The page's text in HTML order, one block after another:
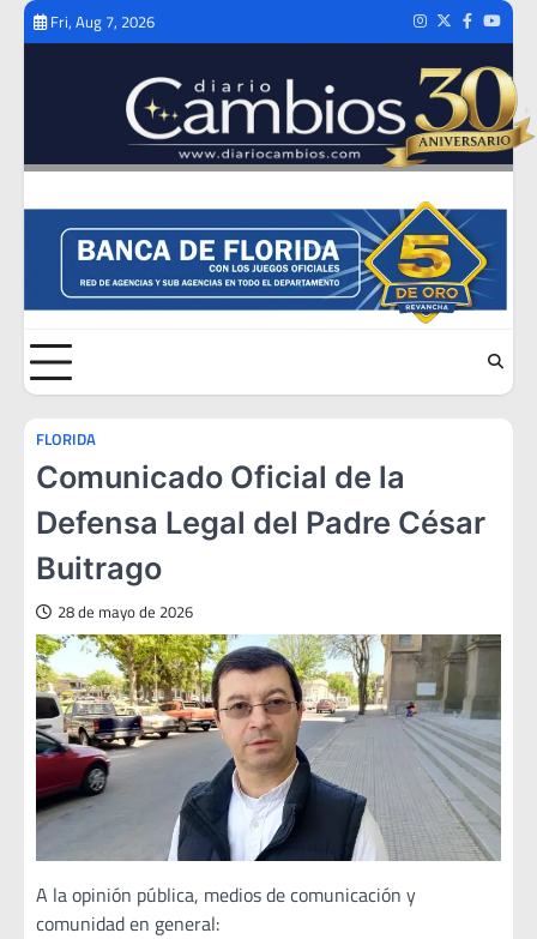
Skip
Fri, Aug 7, 2026 Instagram
TwitterFacebook
FLORIDA
Comunicado Oficial de la
Defensa Legal del Padre César
Buitrago
28 de mayo de 2026
A la opinión pública, medios de comunicación y
comunidad en general: